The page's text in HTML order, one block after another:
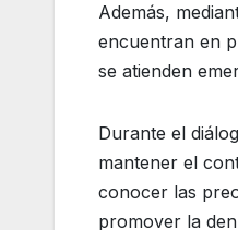
Además,
encuentran en
se atienden
Durante el
mantener el
conocer las
promover la